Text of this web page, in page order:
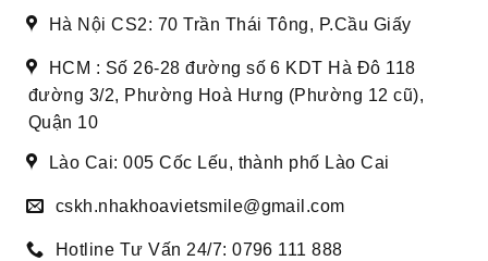
Hà Nội CS2: 70 Trần Thái Tông, P.Cầu Giấy
HCM : Số 26-28 đường số 6 KDT Hà Đô 118
đường 3/2, Phường Hoà Hưng (Phường 12 cũ),
Quận 10
Lào Cai: 005 Cốc Lếu, thành phố Lào Cai
cskh.nhakhoavietsmile@gmail.com
Hotline Tư Vấn 24/7: 0796 111 888